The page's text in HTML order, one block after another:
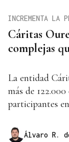
Cáritas
complejas
INCREMENTA LA
La entidad
más de
participantes
Álvaro R.